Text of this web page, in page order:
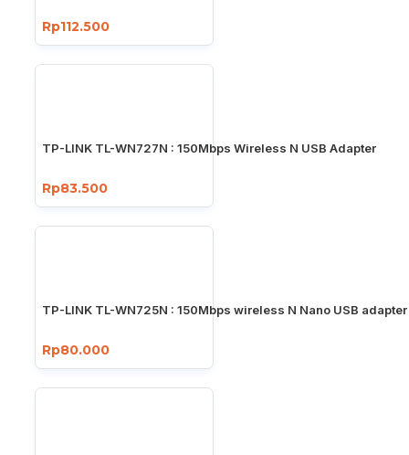
Rp112.500
TP-LINK TL-WN727N : 150Mbps Wireless N USB Adapter
Rp83.500
TP-LINK TL-WN725N : 150Mbps wireless N Nano USB adapter
Rp80.000